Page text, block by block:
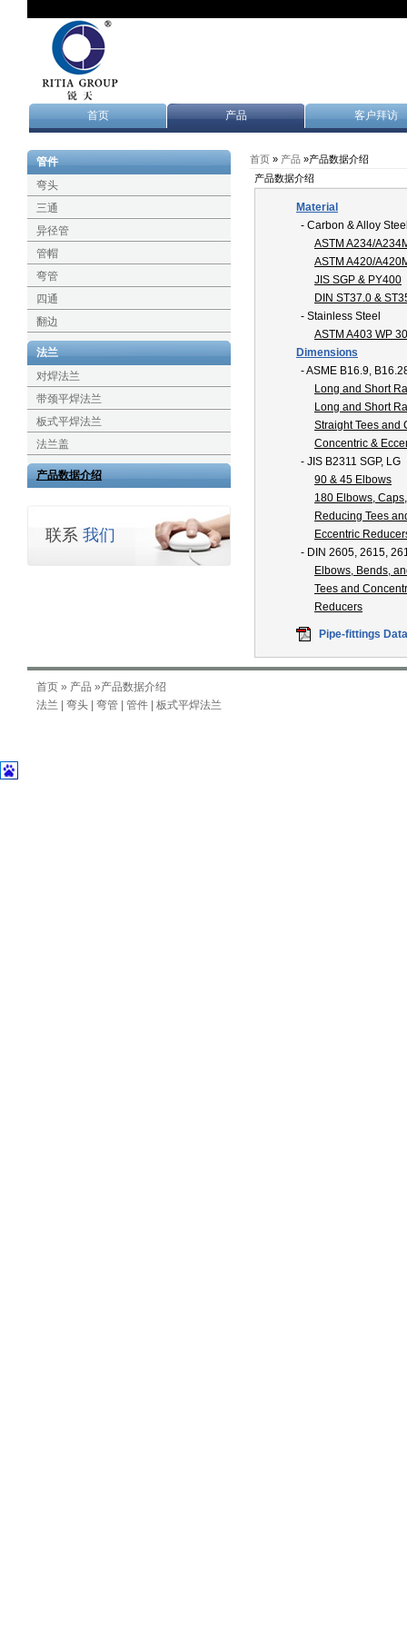
首页 产品 客户拜访
管件
弯头
三通
异径管
管帽
弯管
四通
翻边
法兰
对焊法兰
带颈平焊法兰
板式平焊法兰
法兰盖
产品数据介绍
联系 我们
首页 » 产品 »产品数据介绍
产品数据介绍
Material
- Carbon & Alloy
ASTM A234/
ASTM A420/
JIS SGP & PY400
DIN ST37.0 &
- Stainless Steel
ASTM A403 WP
Dimensions
- ASME B16.9,
Long and Short
Long and Short
Straight Tees and
Concentric &
- JIS B2311 SGP, LG
90 & 45 Elbows
180 Elbows,
Reducing Tees
Eccentric
- DIN 2605, 2615,
Elbows, Bends,
Tees and
Reducers
Pipe-fittings
首页 » 产品 »产品数据介绍
法兰
弯头 弯管 管件 板式平焊法兰